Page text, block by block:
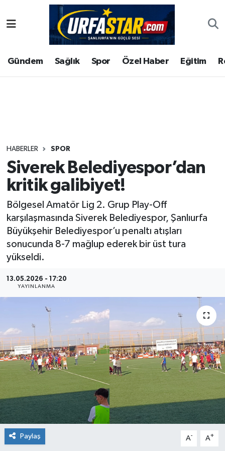
Gündem Sağlık Spor Özel Haber Eğitim
HABERLER SPOR
Siverek Belediyespor’dan
kritik galibiyet!
Bölgesel Amatör Lig 2. Grup Play-Off
karşılaşmasında Siverek Belediyespor, Şanlıurfa
Büyükşehir Belediyespor’u penaltı atışları
sonucunda 8-7 mağlup ederek bir üst tura
yükseldi.
13.05.2026 - 17:20
YAYINLANMA
Paylaş A- A+
ASAYİS
ÇEVRE
Gündem
Kültür
Magazin
Şanlıurfa Nöbetçi Eczaneler
Şanlıurfa Hava Durumu
Tüm Manşetler
Son Dakika Haberleri
Haber Arşivi